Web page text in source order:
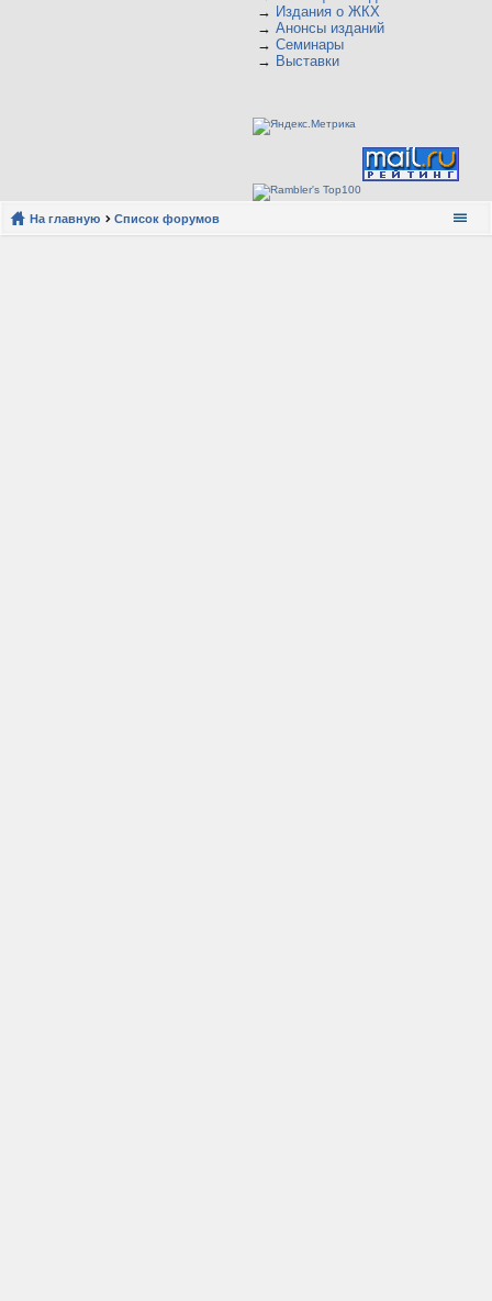
→ Издания о ЖКХ
→ Анонсы изданий
→ Семинары
→ Выставки
На главную Список форумов